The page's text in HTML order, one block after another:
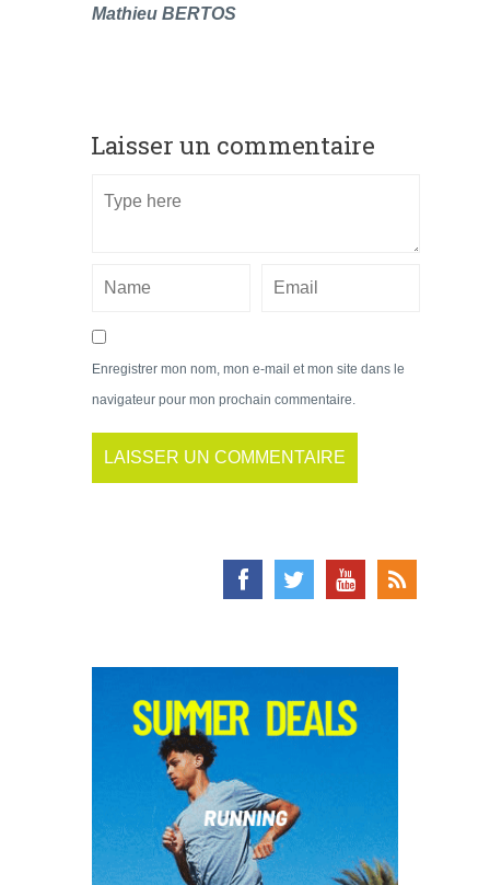
Mathieu BERTOS
Laisser un commentaire
Enregistrer mon nom, mon e-mail et mon site dans le
navigateur pour mon prochain commentaire.